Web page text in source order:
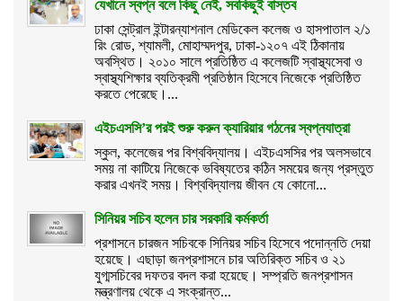
যেখানে স্বপ্ন বলে কিছু নেই, সবকিছুই বাস্তব
ঢাকা সেন্ট্রাল ইন্টারন্যাশনাল মেডিকেল কলেজ ও হাসপাতাল ২/১
রিং রোড, শ্যামলী, মোহাম্মদপুর, ঢাকা-১২০৭ এই ঠিকানায়
অবস্থিত। ২০১০ সালে প্রতিষ্ঠিত এ কলেজটি স্বাস্থ্যসেবা ও
স্বাস্থ্যশিক্ষার ব্যতিক্রমী প্রতিষ্ঠান হিসেবে নিজেকে প্রতিষ্ঠিত
করতে পেরেছে।...
এইচএসসি’র পরই শুরু করুন ক্যারিয়ার গঠনের স্বপ্নযাত্রা
স্কুল, কলেজের পর বিশ্ববিদ্যালয়। এইচএসসির পর অলসভাবে
সময় না কাটিয়ে নিজেকে ভবিষ্যতের কঠিন সময়ের জন্য প্রস্তুত
করার এখনই সময়। বিশ্ববিদ্যালয় জীবন যে কোনো...
সিনিয়র সচিব হলেন চার সরকারি কর্মকর্তা
প্রশাসনে চারজন সচিবকে সিনিয়র সচিব হিসেবে পদোন্নতি দেয়া
হয়েছে। এছাড়া জনপ্রশাসনে চার অতিরিক্ত সচিব ও ২১
যুগ্মসচিবের দফতর বদল করা হয়েছে। সম্প্রতি জনপ্রশাসন
মন্ত্রণালয় থেকে এ সংক্রান্ত...